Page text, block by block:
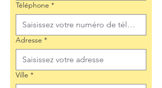
Téléphone *
Adresse *
Ville *